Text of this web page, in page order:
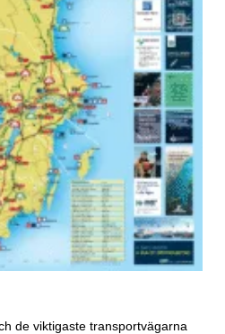
de viktigaste transportvägarna